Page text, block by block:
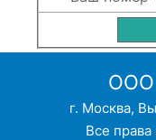
ООО
г. Москва,
Все